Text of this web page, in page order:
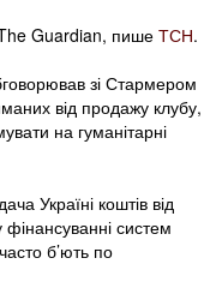
Guardian, пише ТСН.
зі Стармером
від продажу клубу,
на гуманітарні
Україні коштів від
систем
б’ють по